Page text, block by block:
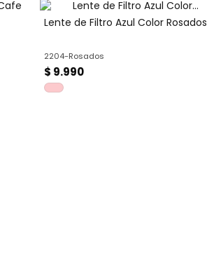
Lente de Filtro Azul Color Rosados
2204-Rosados
$ 9.990